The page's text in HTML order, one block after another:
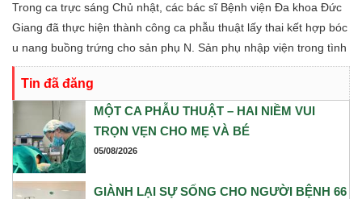
Trong ca trực sáng Chủ nhật, các bác sĩ Bệnh viện Đa khoa Đức
Giang đã thực hiện thành công ca phẫu thuật lấy thai kết hợp bóc
u nang buồng trứng cho sản phụ N. Sản phụ nhập viện trong tình
trạng chuyển dạ con so, ngôi ngược, kèm theo khối u nang buồng
trứng phải. Trước những yếu tố nguy cơ, ê-kíp Khoa Sản và Khoa
Gây mê Hồi sức đã phối hợp chặt chẽ, xây dựng phương án phẫu
thuật tối ưu nhằm đảm bảo an toàn cao nhất cho cả mẹ và bé.
Tin đã đăng
MỘT CA PHẪU THUẬT – HAI NIỀM VUI
TRỌN VẸN CHO MẸ VÀ BÉ
05/08/2026
GIÀNH LẠI SỰ SỐNG CHO NGƯỜI BỆNH 66